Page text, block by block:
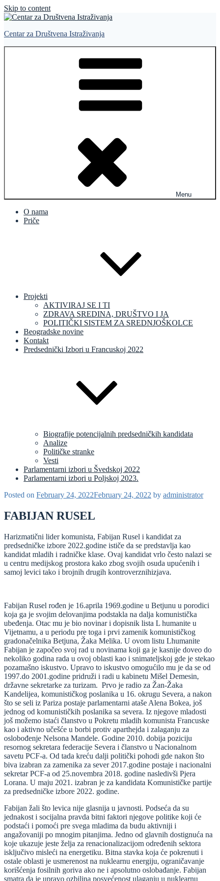
Skip to content
Centar za Društvena Istraživanja
Menu
O nama
Priče
Projekti
AKTIVIRAJ SE I TI
ZDRAVA SREDINA, DRUŠTVO I JA
POLITIČKI SISTEM ZA SREDNJOŠKOLCE
Beogradske novine
Kontakt
Predsednički Izbori u Francuskoj 2022
Biografije potencijalnih predsedničkih kandidata
Analize
Političke stranke
Vesti
Parlamentarni izbori u Švedskoj 2022
Parlamentarni izbori u Poljskoj 2023.
Posted on February 24, 2022February 24, 2022 by administrator
FABIJAN RUSEL
Harizmatični lider komunista, Fabijan Rusel i kandidat za
predsedničke izbore 2022.godine ističe da se predstavlja kao
kandidat mladih i radničke klase. Ovaj kandidat vrlo često nalazi se
u centru medijskog prostora kako zbog svojih osuda upućenih i
samoj levici tako i brojnih drugih kontroverznihizjava.
Fabijan Rusel rođen je 16.aprila 1969.godine u Betjunu u porodici
koja ga je svojim delovanjima podstakla na dalja komunistička
ubeđenja. Otac mu je bio novinar i dopisnik lista L humanite u
Vijetnamu, a u periodu pre toga i prvi zamenik komunističkog
gradonačelnika Betjuna, Žaka Melika. U ovom listu Lhumanite
Fabijan je započeo svoj rad u novinama koji ga je kasnije doveo do
nekoliko godina rada u ovoj oblasti kao i snimateljskoj gde je stekao
pozamašno iskustvo. Upravo to iskustvo omogućilo mu je da se od
1997.do 2001.godine pridruži i radi u kabinetu Mišel Demesin,
državne sekretarke za turizam. Prvo je radio za Žan-Žaka
Kandelijea, komunističkog poslanika u 16. okrugu Severa, a nakon
što se seli iz Pariza postaje parlamentarni ataše Alena Bokea, još
jednog od komunističkih poslanika sa severa. Iz njegove mladosti
još možemo istaći članstvo u Pokretu mladih komunista Francuske
kao i aktivno učešće u borbi protiv aparthejda i zalaganju za
oslobođenje Nelsona Mandele. Godine 2010. dobija poziciju
resornog sekretara federacije Severa i članstvo u Nacionalnom
savetu PCF-a. Od tada kreću dalji politički pohodi gde nakon što
biva izabran za zamenika za sever 2017.godine postaje i nacionalni
sekretar PCF-a od 25.novembra 2018. godine nasledivši Pjera
Lorana. U maju 2021. izabran je za kandidata Komunističke partije
za predsedničke izbore 2022. godine.
Fabijan žali što levica nije glasnija u javnosti. Podseća da su
jednakost i socijalna pravda bitni faktori njegove politike koji će
podstaći i pomoći pre svega mladima da budu aktivniji i
angažovaniji po mnogim pitanjima. Jedno od glavnih dostignuća na
koje ukazuje jeste želja za renacionalizacijom određenih sektora
isključivo misleći na energetiku. Bitna stavka koja će pokrenuti i
ostale oblasti je usmerenost na nuklearnu energiju, ograničavanje
korišćenja fosilnih goriva ako ne i apsolutno oslobađanje. Fabijan
smatra da je upravo ozbiljna posvećenost ulaganju u nuklearnu